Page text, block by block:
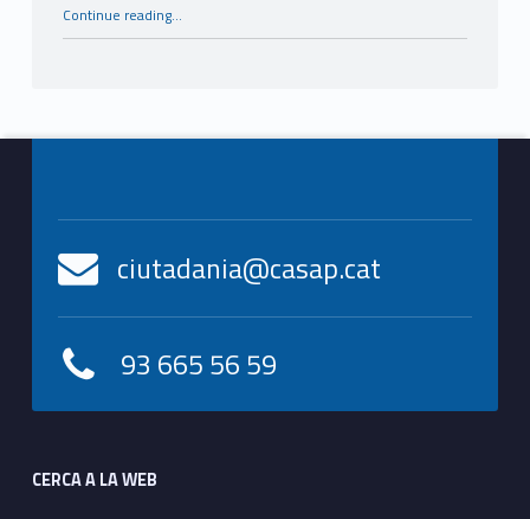
Continue reading“Millorem l’atenció a l’infant al CAP Can Bou!”
…
Footer info sidebar
ciutadania@casap.cat
93 665 56 59
CERCA A LA WEB